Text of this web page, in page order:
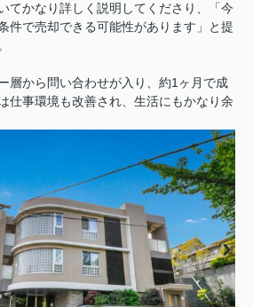
てかなり詳しく説明してくださり、「今
件で売却できる可能性があります」と提
層から問い合わせが入り、約1ヶ月で成
仕事環境も改善され、生活にもかなり余